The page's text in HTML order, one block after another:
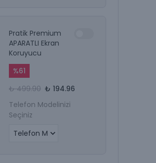
Pratik Premium
APARATLI Ekran
Koruyucu
%61
₺ 499.90 ₺ 194.96
Telefon Modelinizi
Seçiniz